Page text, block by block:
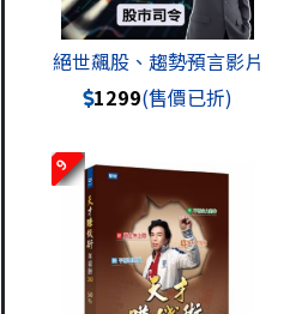
絕世飆股、趨勢預言影片
1299(售價已折)
9